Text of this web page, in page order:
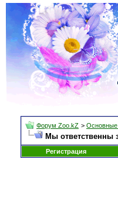
Форум Zoo.kZ > Основные
Мы ответственны
Регистрация